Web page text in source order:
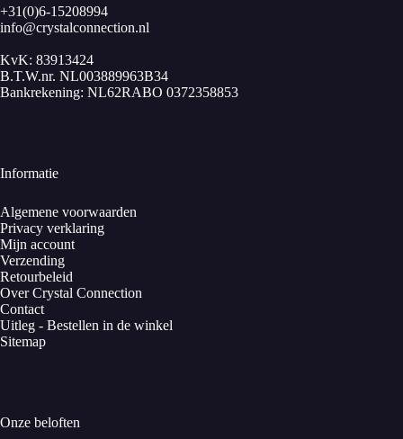
+31(0)6-15208994
info@crystalconnection.nl
KvK: 83913424
B.T.W.nr. NL003889963B34
Bankrekening: NL62RABO 0372358853
Informatie
Algemene voorwaarden
Privacy verklaring
Mijn account
Verzending
Retourbeleid
Over Crystal Connection
Contact
Uitleg - Bestellen in de winkel
Sitemap
Onze beloften